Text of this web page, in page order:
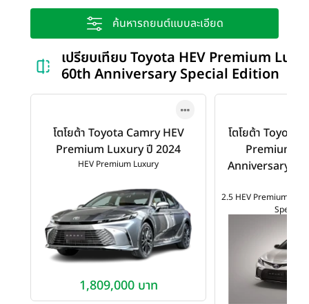
ค้นหารถยนต์แบบละเอียด
เปรียบเทียบ Toyota HEV Premium
60th Anniversary Special Edition
โตโยต้า Toyota Camry HEV
Premium Luxury ปี 2024
HEV Premium Luxury
1,809,000 บาท
โตโยต้า Toyota
Premium
Anniversary
2.5 HEV Premium
Special